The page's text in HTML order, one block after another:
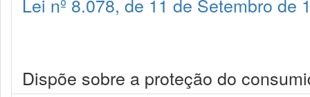
Dispõe sobre a proteção do